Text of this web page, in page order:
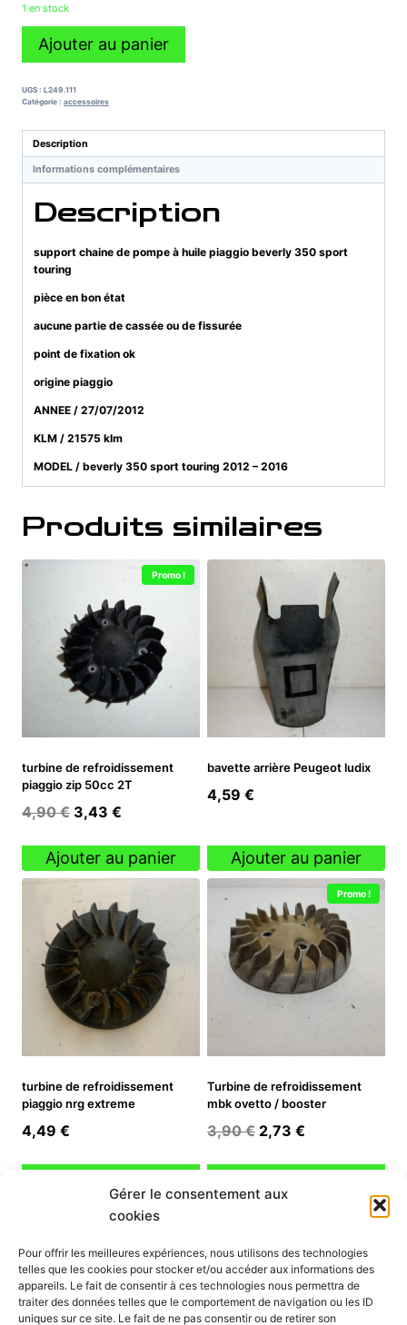
Gérer le consentement aux
cookies
Pour offrir les meilleures expériences, nous utilisons des technologies
telles que les cookies pour stocker et/ou accéder aux informations des
appareils. Le fait de consentir à ces technologies nous permettra de
traiter des données telles que le comportement de navigation ou les ID
uniques sur ce site. Le fait de ne pas consentir ou de retirer son
1 en stock
quantité
chaine
de
huile
piaggio
350
sport
Ajouter au panier
UGS : L249.111
Catégorie : accessoires
Description
Informations complémentaires
Description
support chaine de pompe à huile piaggio beverly 350 sport
touring
pièce en bon état
aucune partie de cassée ou de fissurée
point de fixation ok
origine piaggio
ANNEE / 27/07/2012
KLM / 21575 klm
MODEL / beverly 350 sport touring 2012 – 2016
Produits similaires
Promo !
turbine de refroidissement
piaggio zip 50cc 2T
4,90€ Le
initial
était :
4,90 €.
3,43 €
actuel
est :
Ajouter au panier
bavette arrière Peugeot ludix
4,59 €
Ajouter au panier
turbine de refroidissement
piaggio nrg extreme
4,49 €
Promo !
Turbine de refroidissement
mbk ovetto / booster
3,90€ Le
initial
était :
2,73 €
actuel
INFORMATION
Mon compte
Nous contacter